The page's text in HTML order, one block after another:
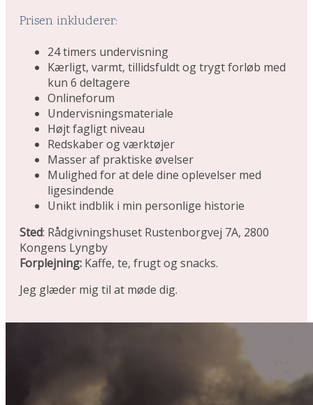
Prisen inkluderer:
24 timers undervisning
Kærligt, varmt, tillidsfuldt og trygt forløb med
kun 6 deltagere
Onlineforum
Undervisningsmateriale
Højt fagligt niveau
Redskaber og værktøjer
Masser af praktiske øvelser
Mulighed for at dele dine oplevelser med
ligesindende
Unikt indblik i min personlige historie
Sted: Rådgivningshuset Rustenborgvej 7A, 2800
Kongens Lyngby
Forplejning: Kaffe, te, frugt og snacks.
Jeg glæder mig til at møde dig.